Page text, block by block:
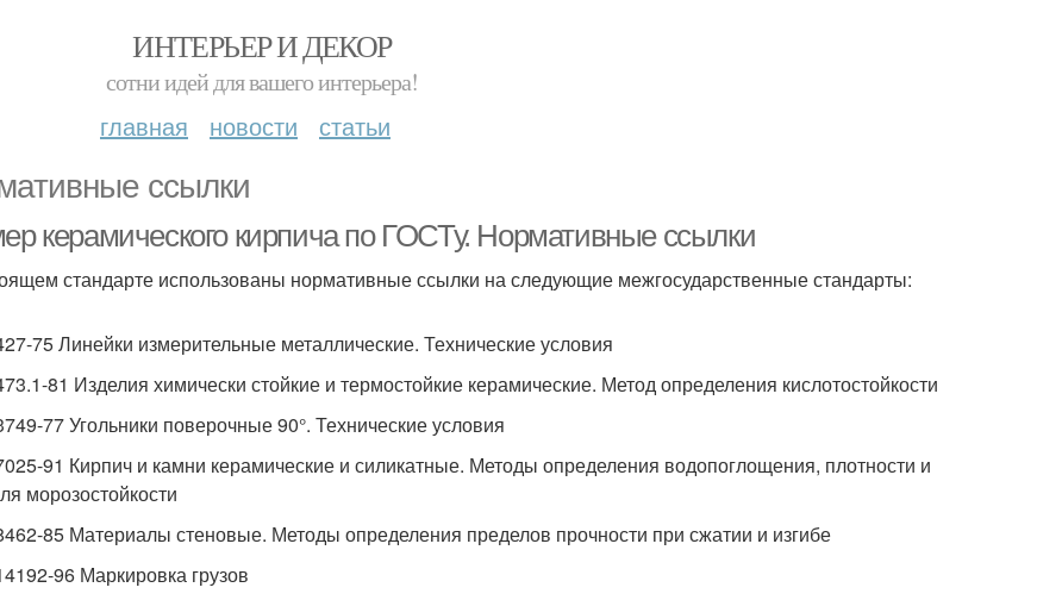
ИНТЕРЬЕР И ДЕКОР
сотни идей для вашего интерьера!
главная новости статьи
ссылки
керамического кирпича по ГОСТу. Нормативные ссылки
стандарте использованы нормативные ссылки на следующие межгосударственные стандарты:
75 Линейки измерительные металлические. Технические условия
81 Изделия химически стойкие и термостойкие керамические. Метод определения кислотостойкости
77 Угольники поверочные 90°. Технические условия
91 Кирпич и камни керамические и силикатные. Методы определения водопоглощения, плотности и
морозостойкости
85 Материалы стеновые. Методы определения пределов прочности при сжатии и изгибе
96 Маркировка грузов